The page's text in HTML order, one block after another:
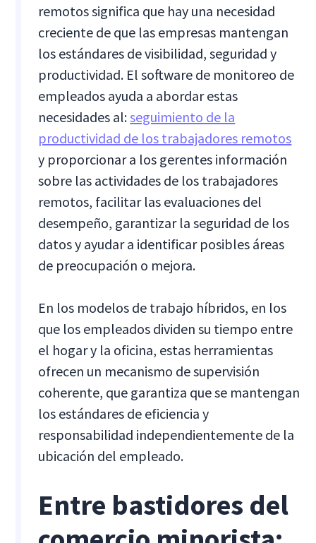
remotos significa que hay una necesidad
creciente de que las empresas mantengan
los estándares de visibilidad, seguridad y
productividad. El software de monitoreo de
empleados ayuda a abordar estas
necesidades al:seguimiento de la
productividad de los trabajadores remotos
y proporcionar a los gerentes información
sobre las actividades de los trabajadores
remotos, facilitar las evaluaciones del
desempeño, garantizar la seguridad de los
datos y ayudar a identificar posibles áreas
de preocupación o mejora.
En los modelos de trabajo híbridos, en los
que los empleados dividen su tiempo entre
el hogar y la oficina, estas herramientas
ofrecen un mecanismo de supervisión
coherente, que garantiza que se mantengan
los estándares de eficiencia y
responsabilidad independientemente de la
ubicación del empleado.
Entre bastidores del